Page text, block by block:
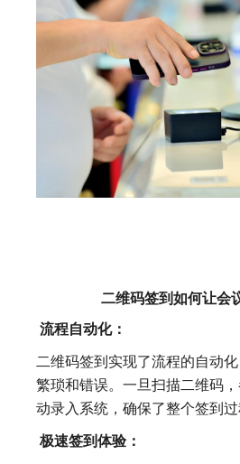
二维码签到如何让会
流程自动化：
二维码签到实现了流程的自动
繁琐和错误。一旦扫描二维码
动录入系统，确保了整个签到过
极速签到体验：